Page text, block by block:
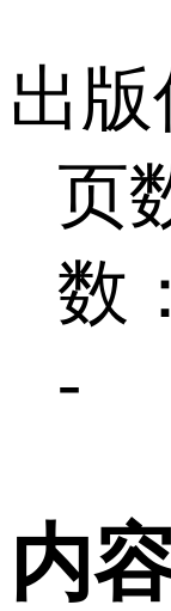
出版
页
数
-
内